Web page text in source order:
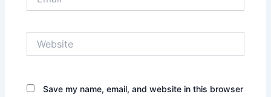
Save my name, email, and website in this browser